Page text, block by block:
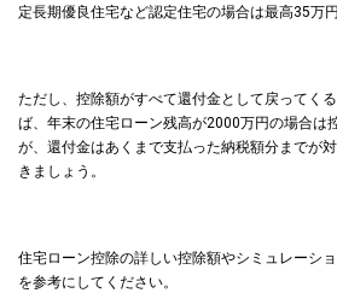
定長期優良住宅など認定住宅の場合は最高35万円
ただし、控除額がすべて還付金として戻ってく
ば、年末の住宅ローン残高が2000万円の場合は
が、還付金はあくまで支払った納税額分までが
きましょう。
住宅ローン控除の詳しい控除額やシミュレーシ
を参考にしてください。